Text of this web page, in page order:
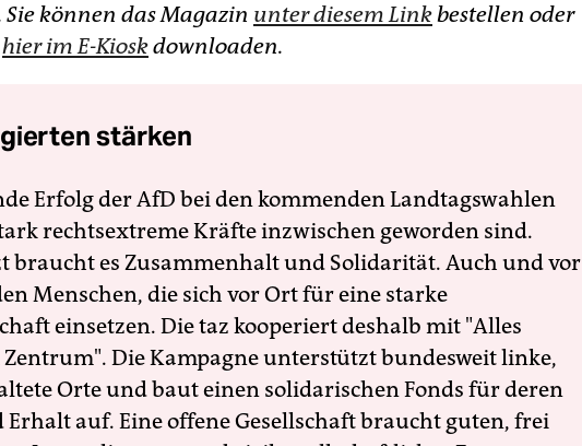
Sie können das Magazin unter diesem Linkbestellen oder
hier im E-Kioskdownloaden.
stärken
Erfolg der AfD bei den kommenden Landtagswahlen
rechtsextreme Kräfte inzwischen geworden sind.
braucht es Zusammenhalt und Solidarität. Auch und vor
Menschen, die sich vor Ort für eine starke
einsetzen. Die taz kooperiert deshalb mit "Alles
Die Kampagne unterstützt bundesweit linke,
Orte und baut einen solidarischen Fonds für deren
Erhalt auf. Eine offene Gesellschaft braucht guten, frei